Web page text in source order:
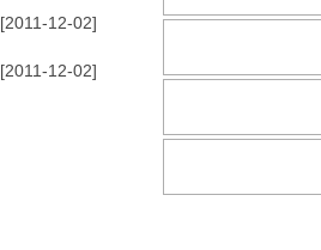
[2011-12-02]
[2011-12-02]